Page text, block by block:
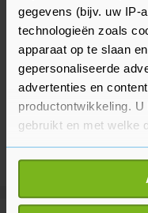
gegevens (bijv. uw IP-
technologieën zoals
apparaat op te slaan
gepersonaliseerde
advertenties en
productontwikkeling.
gebruikt en met welke
Als u het toestaat,
Informatie
locatie, die tot een